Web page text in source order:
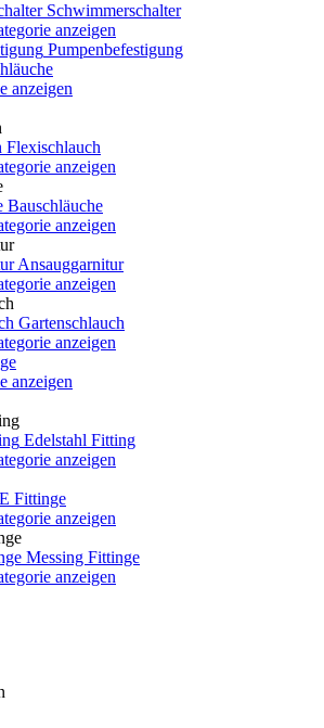
Schwimmerschalter
anzeigen
Pumpenbefestigung
anzeigen
Flexischlauch
anzeigen
Bauschläuche
anzeigen
Ansauggarnitur
anzeigen
Gartenschlauch
anzeigen
anzeigen
Edelstahl Fitting
anzeigen
Fittinge
anzeigen
Messing Fittinge
anzeigen